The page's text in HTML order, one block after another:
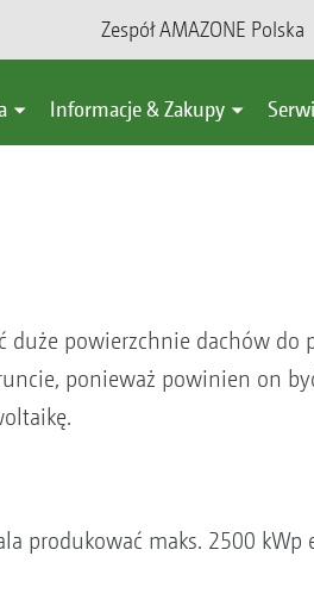
Zespół AMAZONE Polska
Informacje & Zakupy
duże powierzchnie dachów do
ponieważ powinien on
produkować maks. 2500 kWp